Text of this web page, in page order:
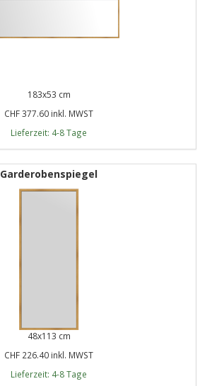
183x53 cm
CHF 377.60 inkl. MWST
Lieferzeit: 4-8 Tage
Garderobenspiegel
48x113 cm
CHF 226.40 inkl. MWST
Lieferzeit: 4-8 Tage